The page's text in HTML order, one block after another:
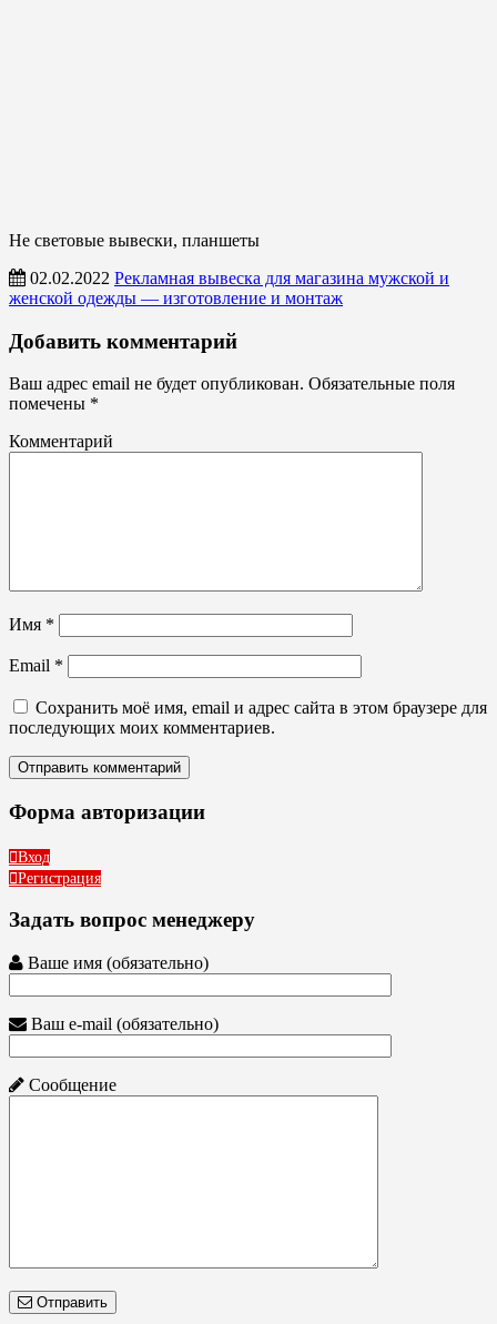
Не световые вывески, планшеты
02.02.2022 Рекламная вывеска для магазина мужской и
женской одежды — изготовление и монтаж
Брандмауэры,
панно,
баннеры
Добавить комментарий
Ваш адрес email не будет опубликован. Обязательные поля
помечены *
Комментарий
Имя *
Email *
Сохранить моё имя, email и адрес сайта в этом браузере для
последующих моих комментариев.
Форма авторизации
Вход
Регистрация
Задать вопрос менеджеру
Ваше имя (обязательно)
Ваш e-mail (обязательно)
Сообщение
Отправить